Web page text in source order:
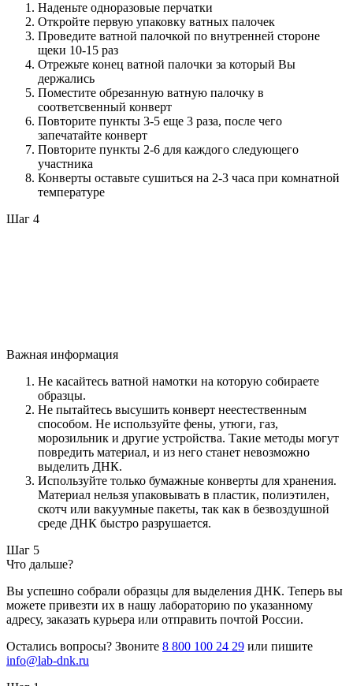
Наденьте одноразовые перчатки
Откройте первую упаковку ватных палочек
Проведите ватной палочкой по внутренней стороне
щеки 10-15 раз
Отрежьте конец ватной палочки за который Вы
держались
Поместите обрезанную ватную палочку в
соответсвенный конверт
Повторите пункты 3-5 еще 3 раза, после чего
запечатайте конверт
Повторите пункты 2-6 для каждого следующего
участника
Конверты оставьте сушиться на 2-3 часа при комнатной
температуре
Шаг 4
Важная информация
Не касайтесь ватной намотки на которую собираете
образцы.
Не пытайтесь высушить конверт неестественным
способом. Не используйте фены, утюги, газ,
морозильник и другие устройства. Такие методы могут
повредить материал, и из него станет невозможно
выделить ДНК.
Используйте только бумажные конверты для хранения.
Материал нельзя упаковывать в пластик, полиэтилен,
скотч или вакуумные пакеты, так как в безвоздушной
среде ДНК быстро разрушается.
Шаг 5
Что дальше?
Вы успешно собрали образцы для выделения ДНК. Теперь вы
можете привезти их в нашу лабораторию по указанному
адресу, заказать курьера или отправить почтой России.
Остались вопросы? Звоните 8 800 100 24 29 или пишите
info@lab-dnk.ru